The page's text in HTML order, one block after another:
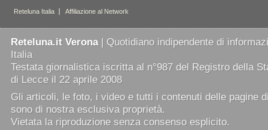
Reteluna.it Verona| Quotidiano indipendente di
Italia
Testata giornalistica iscritta al n°987 del Registro della
di Lecce il 22 aprile 2008
Gli articoli, le foto, i video e tutti i contenuti delle pagine
sono di nostra esclusiva proprietà.
Vietata la riproduzione senza consenso esplicito.